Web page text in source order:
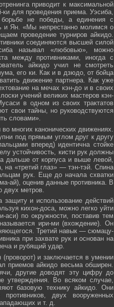
приводит к максимальной
для проведения приема. Уэсиба,
не победы, а единения с
и Ян. «Мы непрестанно молимся о
проведение турниров айкидо.
соединяются высшей силой
называл «любовью», можно
между противниками, иногда с
айкидо учил не смотреть
его ки. Как и в дзюдо, от бойца
движение партнера. Как уже
на мечах кэн-до и в своих
учений великих мастеров кэн-
в одном из своих трактатов
свои тайны, но руководствуются
словами».
многих канонических движениях.
под прямым углом друг к другу
вперед) идентична стойке
устойчивость, кисти рук должны
дальше от корпуса и выше левой,
на «третий глаз» — тэн-тэй. Спина
рук. Еще до начала схватки
ай), оценив данные противника. В
двух метров.
и использование действий
кихон-доса, можно легко уйти
по окружности, поставив тем
ири-ми (вхождение). Он
Третий навык — сюмацу-
при захвате рук и основан на
и рубящий удар.
и заключается в умении
приемов айкидо весьма обширен.
другие доводят эту цифру до
утверждения. Во всяком случае,
базовую технику айкидо. Они
двух вооруженных
и т. д.